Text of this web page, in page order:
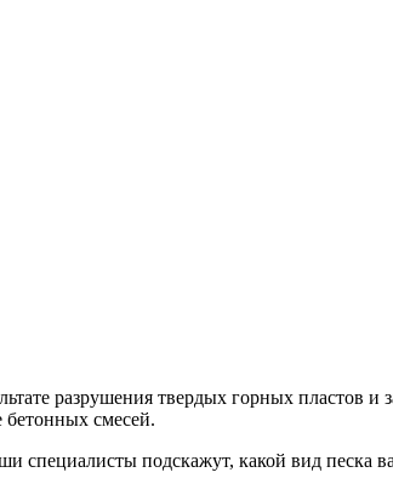
разрушения твердых горных
бетонных смесей.
специалисты подскажут, какой вид песка